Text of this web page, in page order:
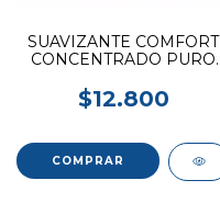
SUAVIZANTE COMFORT
CONCENTRADO PURO
$12.800